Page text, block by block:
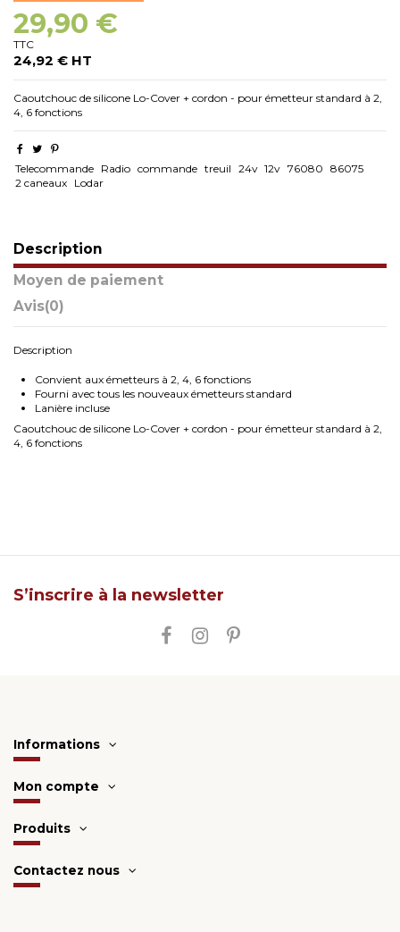
29,90 €
TTC
24,92 € HT
Caoutchouc de silicone Lo-Cover + cordon - pour émetteur standard à 2,
4, 6 fonctions
Telecommande Radio commande treuil 24v 12v 76080 86075
2 caneaux Lodar
Description
Moyen de paiement
Avis(0)
Description
Convient aux émetteurs à 2, 4, 6 fonctions
Fourni avec tous les nouveaux émetteurs standard
Lanière incluse
Caoutchouc de silicone Lo-Cover + cordon - pour émetteur standard à 2,
4, 6 fonctions
S’inscrire à la newsletter
Informations
Mon compte
Produits
Contactez nous